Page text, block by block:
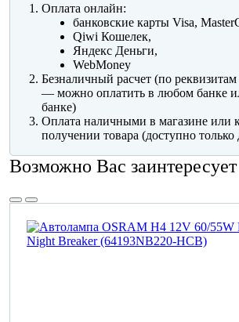
Оплата онлайн:
банковские карты Visa,
Qiwi Кошелек,
Яндекс Деньги,
WebMoney
Безналичный расчет (по
— можно оплатить в любом банке
банке)
Оплата наличными в магазине или
получении товара (доступно
Возможно Вас заинтересует